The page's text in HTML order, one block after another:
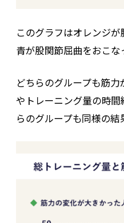
このグラフはオレンジが
青が股関節屈曲をおこな
どちらのグループも筋
やトレーニング量の時
らのグループも同様の結